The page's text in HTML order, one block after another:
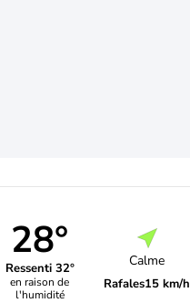
28°
Ressenti 32°
en raison de
l'humidité
Calme
Rafales15 km/h